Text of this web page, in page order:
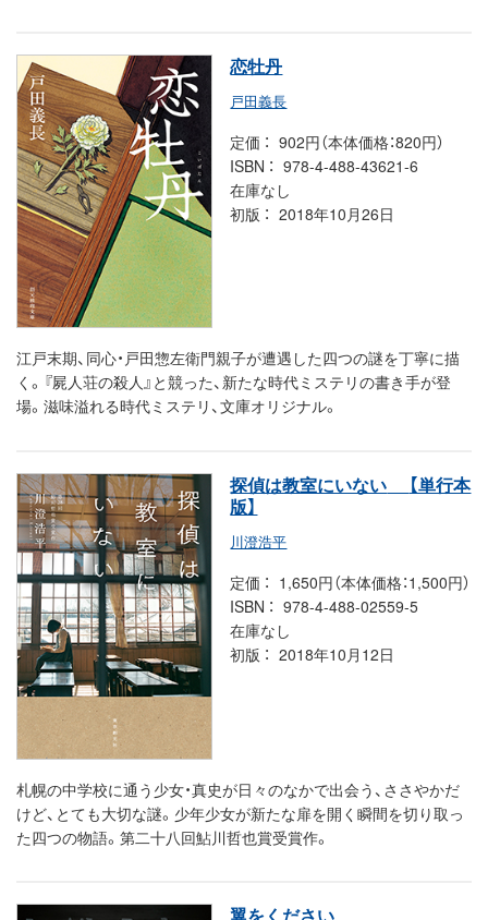
恋牡丹
戸田義長
定価
902円（本体価格：820円）
ISBN
978-4-488-43621-6
在庫なし
初版
2018年10月26日
江戸末期、同心・戸田惣左衛門親子が遭遇した四つの謎を丁寧に描
く。『屍人荘の殺人』と競った、新たな時代ミステリの書き手が登
場。滋味溢れる時代ミステリ、文庫オリジナル。
探偵は教室にいない
【単行本
版】
川澄浩平
定価
1,650円（本体価格：1,500円）
ISBN
978-4-488-02559-5
在庫なし
初版
2018年10月12日
札幌の中学校に通う少女・真史が日々のなかで出会う、ささやかだ
けど、とても大切な謎。少年少女が新たな扉を開く瞬間を切り取っ
た四つの物語。第二十八回鮎川哲也賞受賞作。
翼をください